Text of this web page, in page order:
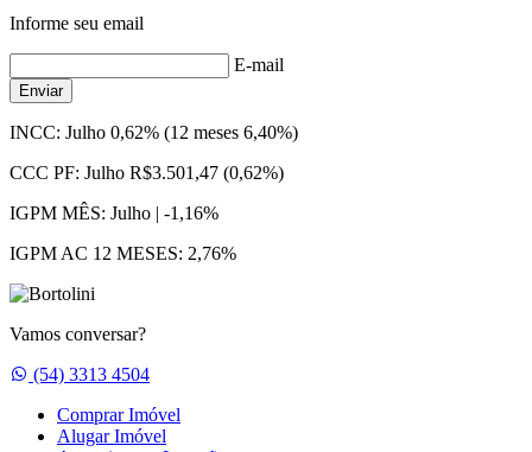
Informe seu email
E-mail
Enviar
INCC: Julho 0,62% (12 meses 6,40%)
CCC PF: Julho R$3.501,47 (0,62%)
IGPM MÊS: Julho | -1,16%
IGPM AC 12 MESES: 2,76%
Vamos conversar?
Whatsapp
(54) 3313 4504
Comprar Imóvel
Alugar Imóvel